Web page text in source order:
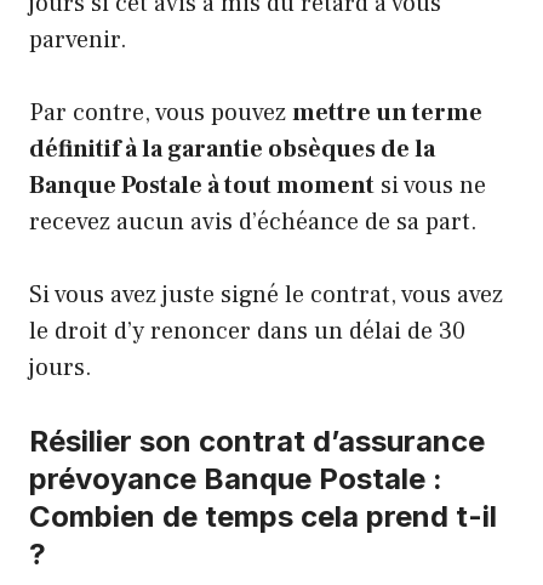
parvenir.
Par contre, vous pouvezmettre un terme
définitif à la garantie obsèques de la
Banque Postale à tout moment si vous ne
recevez aucun avis d’échéance de sa part.
Si vous avez juste signé le contrat, vous avez
le droit d’y renoncer dans un délai de 30
jours.
Résilier son contrat d’assurance
prévoyance Banque Postale :
Combien de temps cela prend t-il
?